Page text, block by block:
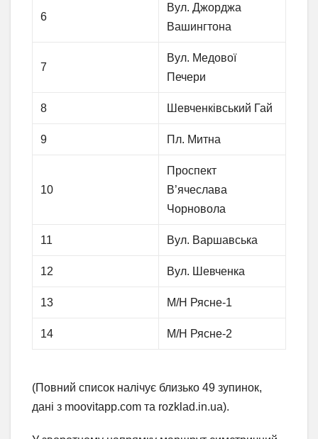
6
Вул. Джорджа
Вашингтона
7
Вул. Медової
Печери
8 Шевченківський Гай
9 Пл. Митна
10
Проспект
В’ячеслава
Чорновола
11 Вул. Варшавська
12 Вул. Шевченка
13 М/Н Рясне-1
14 М/Н Рясне-2
(Повний список налічує близько 49 зупинок,
дані з moovitapp.com та rozklad.in.ua).